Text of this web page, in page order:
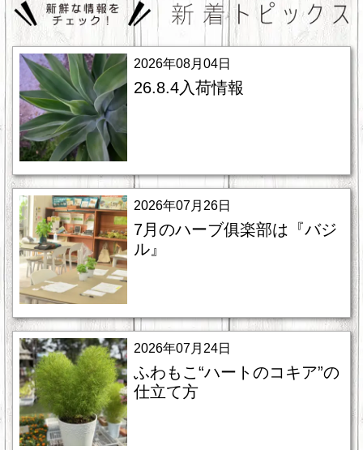
2026年08月04日
26.8.4入荷情報
2026年07月26日
7月のハーブ俱楽部は『バジ
ル』
2026年07月24日
ふわもこ“ハートのコキア”の
仕立て方